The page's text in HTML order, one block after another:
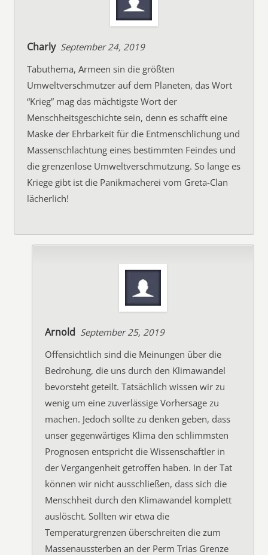
Charly September 24, 2019
Tabuthema, Armeen sin die größten
Umweltverschmutzer auf dem Planeten, das Wort
“Krieg” mag das mächtigste Wort der
Menschheitsgeschichte sein, denn es schafft eine
Maske der Ehrbarkeit für die Entmenschlichung und
Massenschlachtung eines bestimmten Feindes und
die grenzenlose Umweltverschmutzung. So lange es
Kriege gibt ist die Panikmacherei vom Greta-Clan
lächerlich!
Arnold September 25, 2019
Offensichtlich sind die Meinungen über die
Bedrohung, die uns durch den Klimawandel
bevorsteht geteilt. Tatsächlich wissen wir zu
wenig um eine zuverlässige Vorhersage zu
machen. Jedoch sollte zu denken geben, dass
unser gegenwärtiges Klima den schlimmsten
Prognosen entspricht die Wissenschaftler in
der Vergangenheit getroffen haben. In der Tat
können wir nicht ausschließen, dass sich die
Menschheit durch den Klimawandel komplett
auslöscht. Sollten wir etwa die
Temperaturgrenzen überschreiten die zum
Massenaussterben an der Perm Trias Grenze